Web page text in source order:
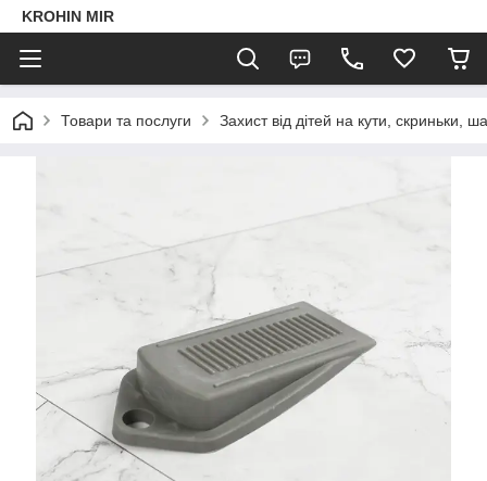
KROHIN MIR
Товари та послуги Захист від дітей на кути, скриньки,